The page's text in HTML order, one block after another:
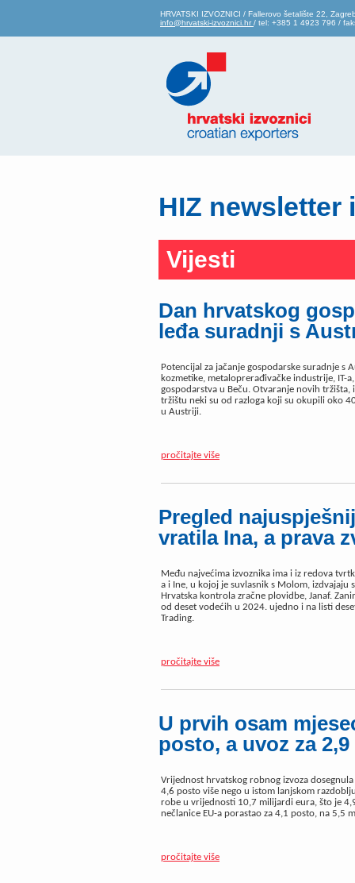
HRVATSKI IZVOZNICI / Fallerovo šetalište 22,
info@hrvatski-izvoznici.hr / tel: +385 1 4923 796 /
HIZ newsletter
Vijesti
Dan hrvatskog
leđa suradnji s
Potencijal za jačanje gospodarske suradnje
kozmetike, metaloprerađivačke industrije, IT-
gospodarstva u Beču. Otvaranje novih
tržištu neki su od razloga koji su okupili oko
u Austriji.
pročitajte više
Pregled
vratila Ina, a prava
Među najvećima izvoznika ima i iz redova
a i Ine, u kojoj je suvlasnik s Molom,
Hrvatska kontrola zračne plovidbe, Janaf.
od deset vodećih u 2024. ujedno i na listi
Trading.
pročitajte više
U prvih osam
posto, a uvoz za
Vrijednost hrvatskog robnog izvoza
4,6 posto više nego u istom lanjskom
robe u vrijednosti 10,7 milijardi eura, što je
nečlanice EU-a porastao za 4,1 posto, na 5,5
pročitajte više